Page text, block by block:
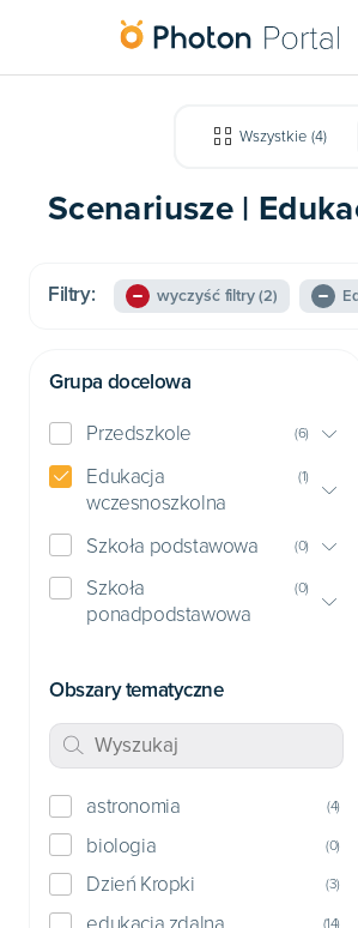
Wszystkie (4)
Scenariusze |
Filtry: wyczyść filtry(2)
Grupa docelowa
Przedszkole (6)
Edukacja
wczesnoszkolna
(1)
Szkoła podstawowa (0)
Szkoła
ponadpodstawowa
(0)
Obszary tematyczne
astronomia (4)
biologia (0)
Dzień Kropki (3)
(14)